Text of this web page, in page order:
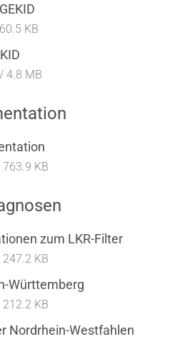
KB
4.8 MB
763.9 KB
zum LKR-Filter
247.2 KB
Württemberg
212.2 KB
Nordrhein-Westfahlen